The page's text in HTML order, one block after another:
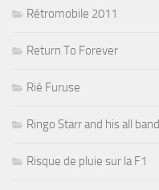
Rétromobile 2011
Return To Forever
Rié Furuse
Ringo Starr and his all band
Risque de pluie sur la F1